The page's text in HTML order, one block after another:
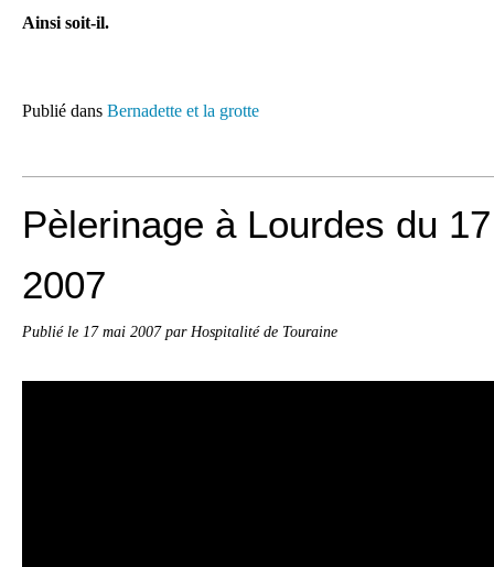
Ainsi soit-il.
Publié dans Bernadette et la grotte
Pèlerinage à Lourdes du
2007
Publié le 17 mai 2007par Hospitalité de Touraine